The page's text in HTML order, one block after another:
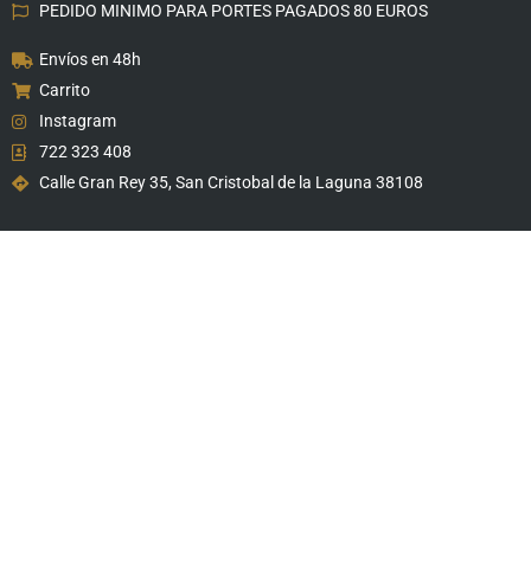
PEDIDO MINIMO PARA PORTES PAGADOS 80 EUROS
Envíos en 48h
Carrito
Instagram
722 323 408
Calle Gran Rey 35, San Cristobal de la Laguna 38108